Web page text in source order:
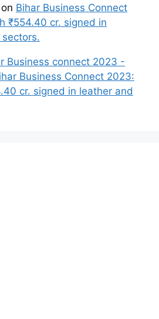
on Bihar Business Connect
₹554.40 cr. signed in
Business connect 2023 -
Business Connect 2023:
cr. signed in leather and